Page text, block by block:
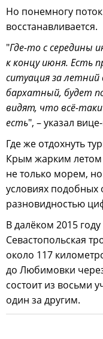
Но понемногу
восстанавливается.
"Где-то с середины
к концу июня. Есть
ситуация за летний
бархатный, будет
видят, что всё-
есть", – указал
Где же отдохнуть
Крым жарким летом
не только морем,
условиях подобных
разновидностью
В далёком 2015
Севастопольская
около 117
до Любимовки
состоит из восьми
один за другим.